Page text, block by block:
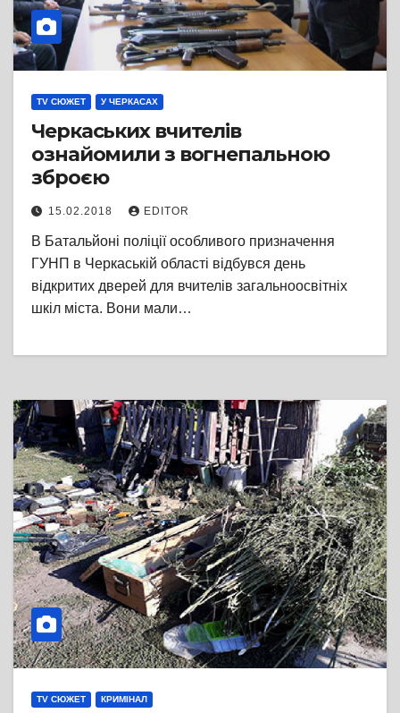
TV СЮЖЕТ У ЧЕРКАСАХ
Черкаських вчителів
ознайомили з вогнепальною
зброєю
15.02.2018 EDITOR
В Батальйоні поліції особливого призначення
ГУНП в Черкаській області відбувся день
відкритих дверей для вчителів загальноосвітніх
шкіл міста. Вони мали…
TV СЮЖЕТ КРИМІНАЛ